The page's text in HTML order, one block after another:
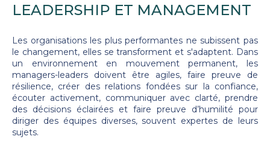
LEADERSHIP ET MANAGEMENT
Les organisations les plus performantes ne subissent pas
le changement, elles se transforment et s'adaptent. Dans
un environnement en mouvement permanent, les
managers-leaders doivent être agiles, faire preuve de
résilience, créer des relations fondées sur la confiance,
écouter activement, communiquer avec clarté, prendre
des décisions éclairées et faire preuve d’humilité pour
diriger des équipes diverses, souvent expertes de leurs
sujets.